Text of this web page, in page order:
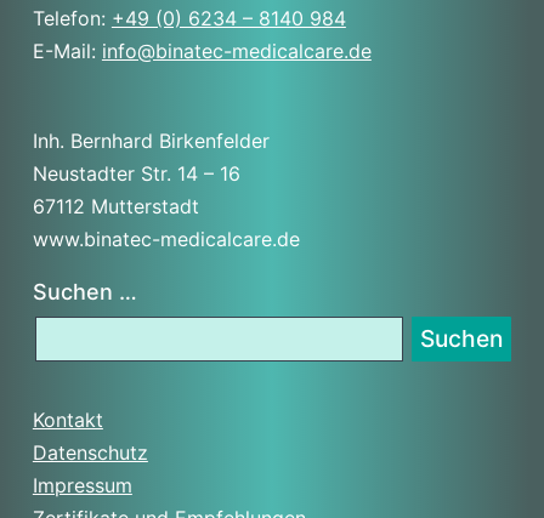
Telefon: +49 (0) 6234 – 8140 984
E-Mail: info@binatec-medicalcare.de
Inh. Bernhard Birkenfelder
Neustadter Str. 14 – 16
67112 Mutterstadt
www.binatec-medicalcare.de
Suchen …
Kontakt
Datenschutz
Impressum